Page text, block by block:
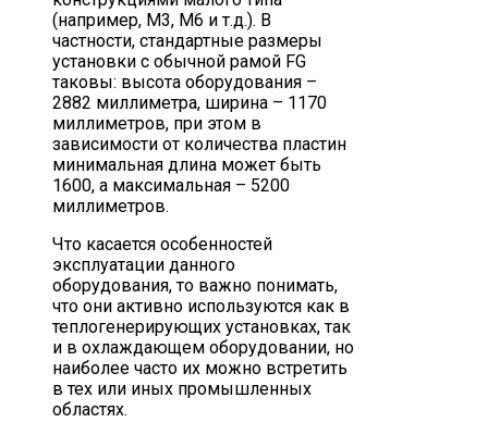
(например, M3, M6 и т.д.). В
частности, стандартные размеры
установки с обычной рамой FG
таковы: высота оборудования –
2882 миллиметра, ширина – 1170
миллиметров, при этом в
зависимости от количества пластин
минимальная длина может быть
1600, а максимальная – 5200
миллиметров.
Что касается особенностей
эксплуатации данного
оборудования, то важно понимать,
что они активно используются как в
теплогенерирующих установках, так
и в охлаждающем оборудовании, но
наиболее часто их можно встретить
в тех или иных промышленных
областях.